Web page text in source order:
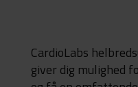
CardioLabs
giver dig mulighed